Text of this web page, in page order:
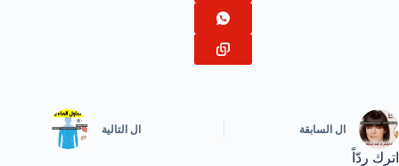
ال السابقة ال التالية
اترك ردّاً